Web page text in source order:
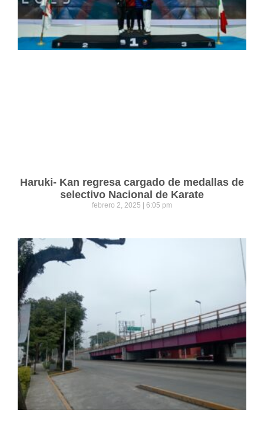
Haruki- Kan regresa cargado de medallas de
selectivo Nacional de Karate
febrero 2, 2025 6:05 pm